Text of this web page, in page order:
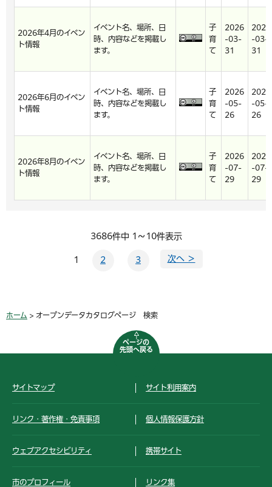
2026年4月のイベン
ト情報
イベント名、場所、日
時、内容などを掲載し
ます。
子
育
て
2026
-03-
31
2026
-03-
31
2026年6月のイベン
ト情報
イベント名、場所、日
時、内容などを掲載し
ます。
子
育
て
2026
-05-
26
2026
-05-
26
2026年8月のイベン
ト情報
イベント名、場所、日
時、内容などを掲載し
ます。
子
育
て
2026
-07-
29
2026
-07-
29
3686件中 1～10件表示
1 2 3 次へ ＞
ホーム > オープンデータカタログページ 検索
ページの
先頭へ戻る
サイトマップ サイト利用案内
リンク・著作権・免責事項 個人情報保護方針
ウェブアクセシビリティ 携帯サイト
市のプロフィール リンク集